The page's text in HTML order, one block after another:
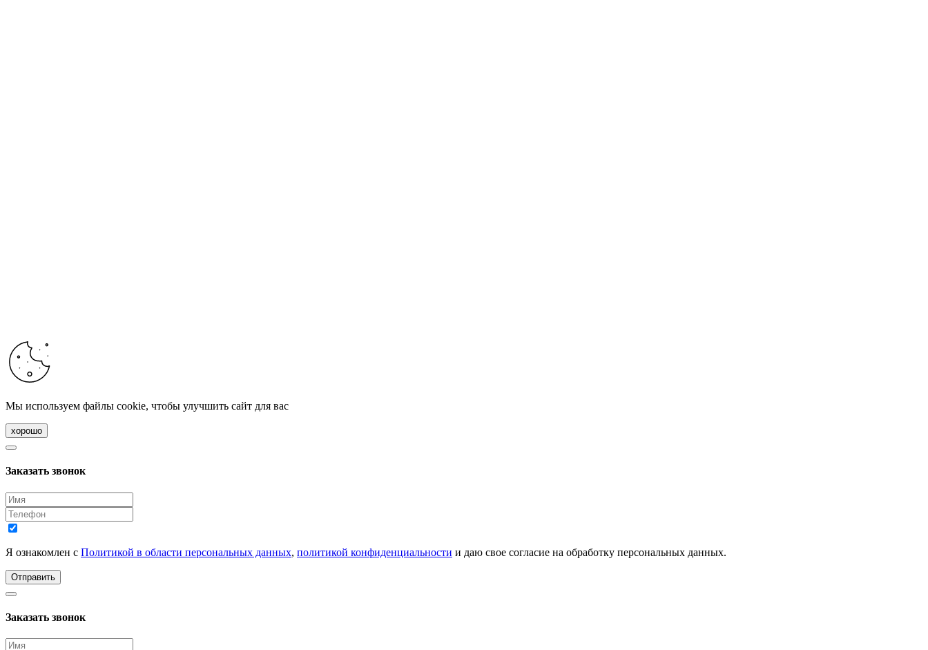
Мы используем файлы cookie, чтобы улучшить сайт для вас
хорошо
Заказать звонок
Я ознакомлен с Политикой в области персональных данных, политикой конфиденциальности и даю свое согласие на обработку персональных данных.
Отправить
Заказать звонок